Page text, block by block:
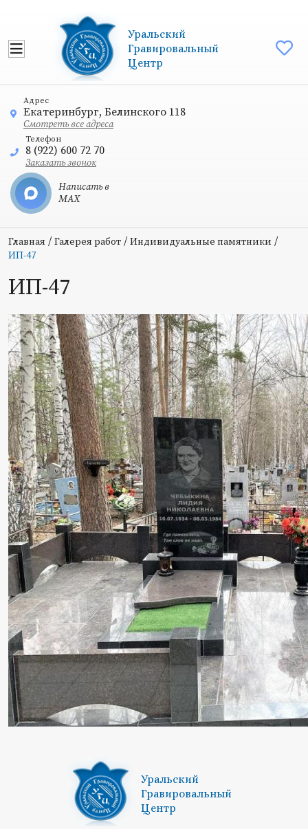
Уральский
Гравировальный
Центр
Адрес
Екатеринбург, Белинского 118
Смотреть все адреса
Телефон
8 (922) 600 72 70
Заказать звонок
Написать в
MAX
Главная / Галерея работ / Индивидуальные памятники /
ИП-47
ИП-47
Уральский
Гравировальный
Центр